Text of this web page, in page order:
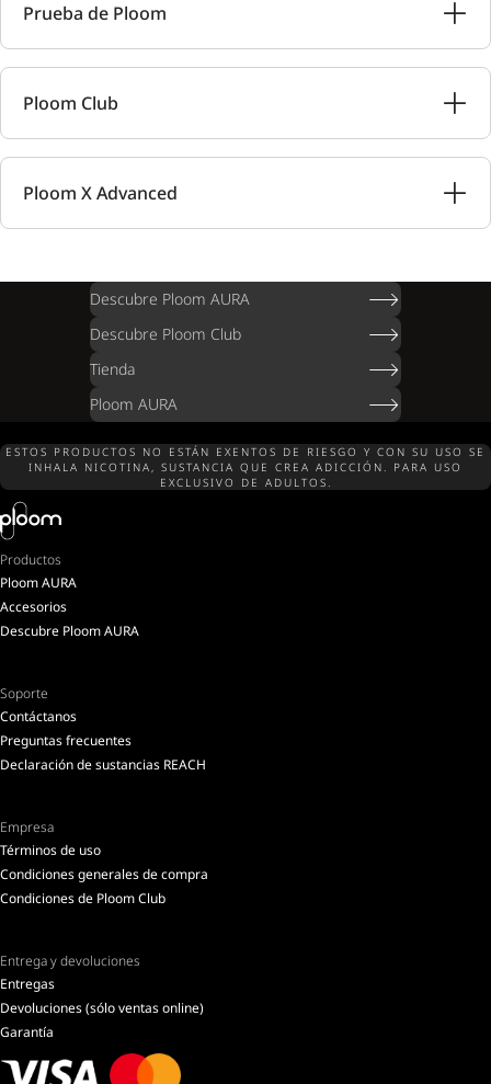
Prueba de Ploom
Ploom Club
Ploom X Advanced
Descubre Ploom AURA
Descubre Ploom Club
Tienda
Ploom AURA
ESTOS PRODUCTOS NO ESTÁN EXENTOS DE RIESGO Y CON SU USO SE
INHALA NICOTINA, SUSTANCIA QUE CREA ADICCIÓN. PARA USO
EXCLUSIVO DE ADULTOS.
Productos
Ploom AURA
Accesorios
Descubre Ploom AURA
Soporte
Contáctanos
Preguntas frecuentes
Declaración de sustancias REACH
Empresa
Términos de uso
Condiciones generales de compra
Condiciones de Ploom Club
Entrega y devoluciones
Entregas
Devoluciones (sólo ventas online)
Garantía